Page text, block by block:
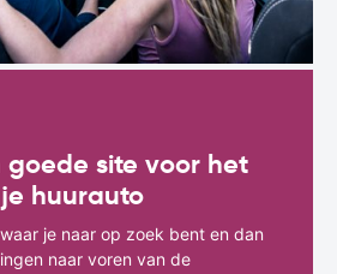
goede site voor het
huurauto
je naar op zoek bent en dan
naar voren van de